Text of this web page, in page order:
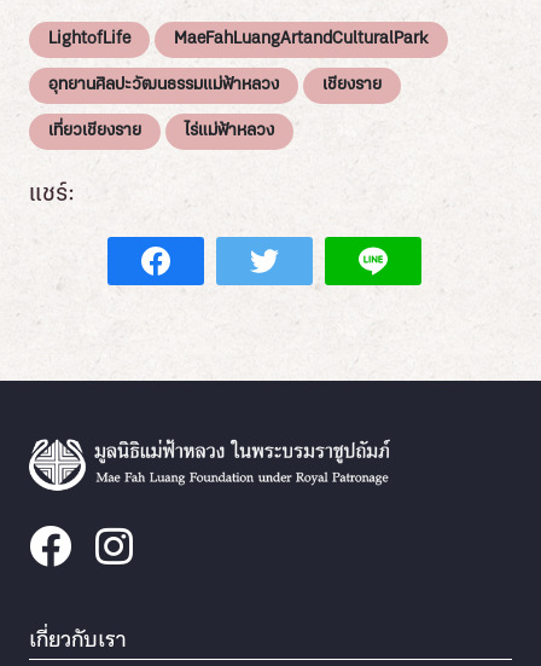
LightofLife MaeFahLuangArtandCulturalPark
อุทยานศิลปะวัฒนธรรมแม่ฟ้าหลวง เชียงราย
เที่ยวเชียงราย ไร่แม่ฟ้าหลวง
แชร์:
เกี่ยวกับเรา